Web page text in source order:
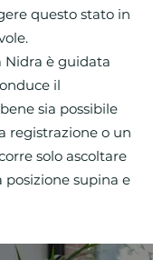
questo stato in
Nidra è guidata
il
sia possibile
registrazione o un
solo ascoltare
supina e